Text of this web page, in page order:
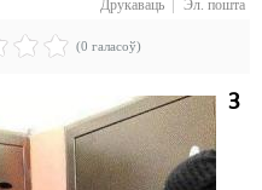
Друкаваць Эл. пошта
(0 галасоў)
З